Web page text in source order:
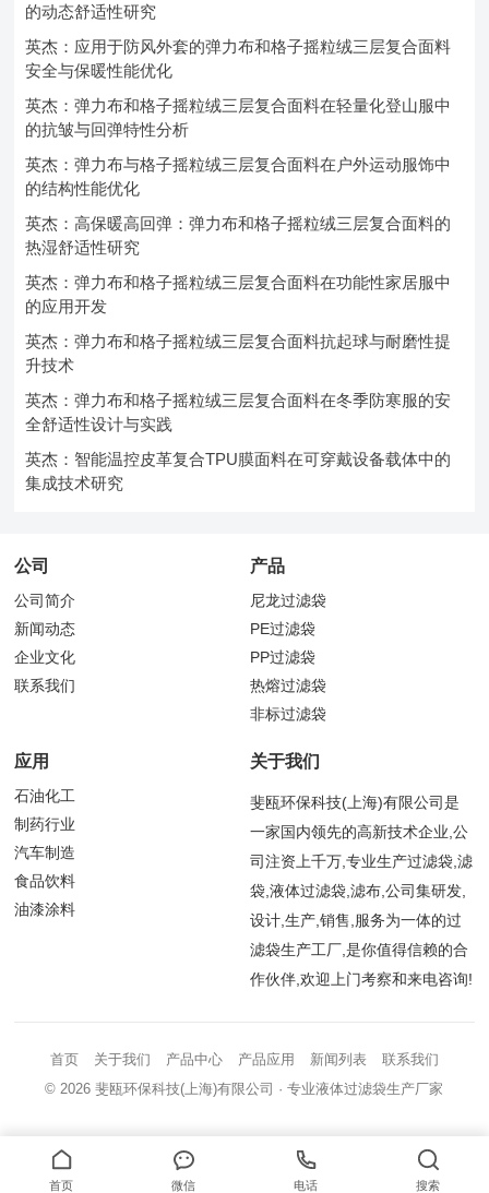
的动态舒适性研究
英杰：应用于防风外套的弹力布和格子摇粒绒三层复合面料
安全与保暖性能优化
英杰：弹力布和格子摇粒绒三层复合面料在轻量化登山服中
的抗皱与回弹特性分析
英杰：弹力布与格子摇粒绒三层复合面料在户外运动服饰中
的结构性能优化
英杰：高保暖高回弹：弹力布和格子摇粒绒三层复合面料的
热湿舒适性研究
英杰：弹力布和格子摇粒绒三层复合面料在功能性家居服中
的应用开发
英杰：弹力布和格子摇粒绒三层复合面料抗起球与耐磨性提
升技术
英杰：弹力布和格子摇粒绒三层复合面料在冬季防寒服的安
全舒适性设计与实践
英杰：智能温控皮革复合TPU膜面料在可穿戴设备载体中的
集成技术研究
公司
公司简介
新闻动态
企业文化
联系我们
产品
尼龙过滤袋
PE过滤袋
PP过滤袋
热熔过滤袋
非标过滤袋
应用
石油化工
制药行业
汽车制造
食品饮料
油漆涂料
关于我们
斐瓯环保科技(上海)有限公司是
一家国内领先的高新技术企业,公
司注资上千万,专业生产过滤袋,滤
袋,液体过滤袋,滤布,公司集研发,
设计,生产,销售,服务为一体的过
滤袋生产工厂,是你值得信赖的合
作伙伴,欢迎上门考察和来电咨询!
首页 关于我们 产品中心 产品应用 新闻列表
联系我们
© 2026斐瓯环保科技(上海)有限公司 · 专业液体过滤袋生产厂家
首页 微信 电话 搜索